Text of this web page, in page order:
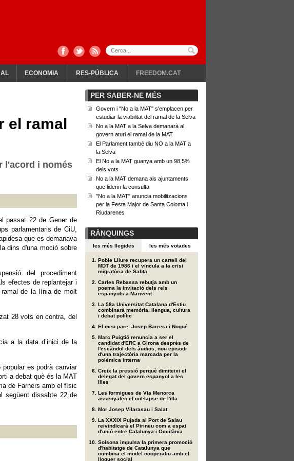
ECONOMIA RES-PÚBLICA FREEDOM.CAT
el ramal
l'acord i només
passat 22 de Gener de
parlamentaris de CiU,
que es demanava
dins d'una moció sobre
del procediment
efectes de replantejar i
de la línia de molt
28 vots en contra, del
a la data d’inici de la
es podrà canviar
a debat què és la MAT
de Farners amb el físic
següent dissabte 22 de
PER SABER-NE MÉS
Govern i "No a la MAT" s'emplacen per
estudiar la viabilitat del ramal de la Selva
No a la MAT a la Selva demanarà al
govern aturi el ramal de la MAT
El Parlament també diu NO a la MAT a
la Selva
El No a la MAT guanya amb un 98,5%
dels vots
No a la MAT demana als ajuntaments
que liderin la consulta
"No a la MAT" anuncia mobilitzacions
per la Festa Major de Santa Coloma i
Riudarenes
RÀNQUINGS
les més llegides les més votades
Poble Lliure recupera un cartell del
MDT de 1986 i el vincula a la crisi
migratòria de Sabta
Carles Rebassa rebutja amb un
poema la invitació dels reis
espanyols a Marivent
La 58a Universitat Catalana d'Estiu
combinarà memòria, llengua, cultura
i debat polític
El meu pare: Josep Barrera i Nogué
Marc Puigtió renuncia a ser el
candidat d'ERC a Girona després de
l'escàndol dels àudios, nou episodi
d'una trajectòria marcada per la
polèmica interna
Creix la pressió perquè dimiteixi el
delegat del govern espanyol a les
Illes
Les formigues de Via Menorca
assenyalen el col·lapse de l'illa
Mor Josep Vilarasau i Salat
La XXXIX Pujada al Port de Salau
reivindicarà el Pirineu com a espai
d'unió entre Catalunya i Occitània
Solsona impulsa la primera promoció
d'habitatge de Catalunya que
combina el model cooperatiu amb el
lloguer social